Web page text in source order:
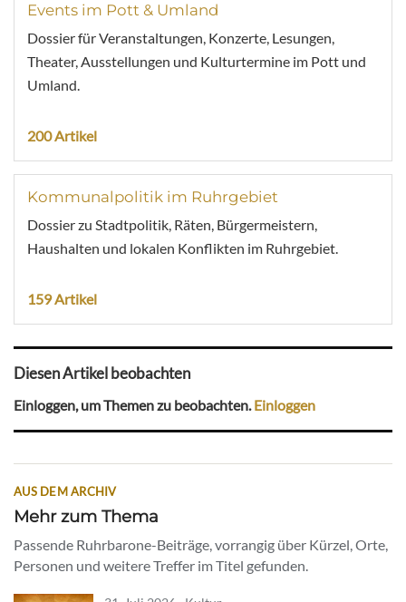
Events im Pott & Umland
Dossier für Veranstaltungen, Konzerte, Lesungen,
Theater, Ausstellungen und Kulturtermine im Pott und
Umland.
200 Artikel
Kommunalpolitik im Ruhrgebiet
Dossier zu Stadtpolitik, Räten, Bürgermeistern,
Haushalten und lokalen Konflikten im Ruhrgebiet.
159 Artikel
Diesen Artikel beobachten
Einloggen, um Themen zu beobachten.Einloggen
AUS DEM ARCHIV
Mehr zum Thema
Passende Ruhrbarone-Beiträge, vorrangig über Kürzel, Orte,
Personen und weitere Treffer im Titel gefunden.